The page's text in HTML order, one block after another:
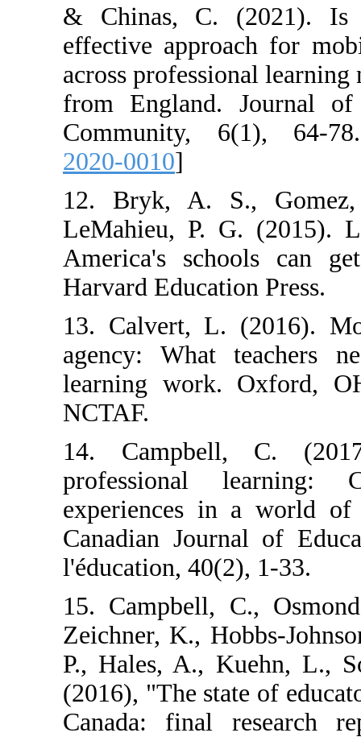
& Chinas, C.
effective
across
from England.
Community,
12. Bryk, A.
LeMahieu, P.
America's
Harvard
13. Calvert, L.
agency: What
learning work.
14.
professional
experiences
Canadian
l'éducation,
15. Campbell,
Zeichner, K.,
P., Hales, A.,
(2016), "The
Canada: final